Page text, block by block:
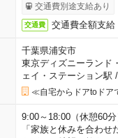
交通費別途支給あり
交通費 交通費全額支給
千葉県浦安市
東京ディズニーランド
ェイ・ステーション駅 /
≪自宅からドアtoドア
9:00～18:00（休憩60
「家族と休みを合わ